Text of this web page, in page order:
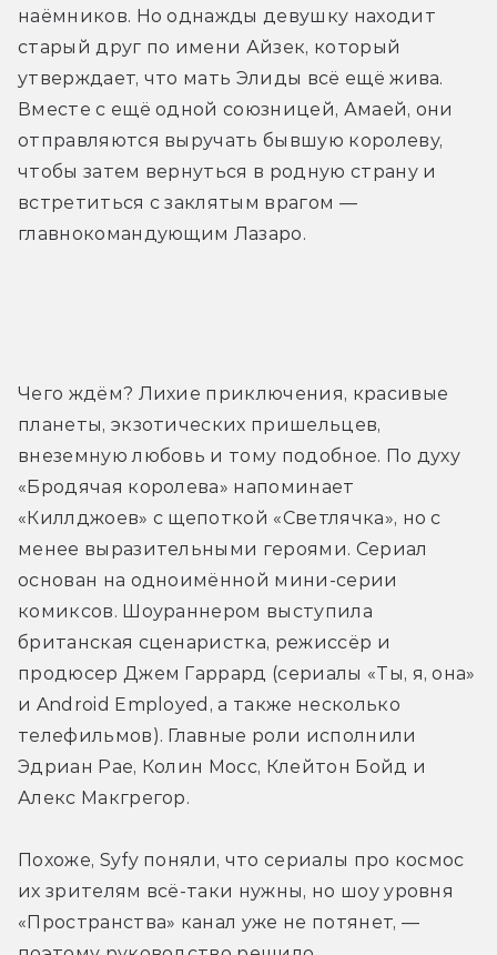
наёмников. Но однажды девушку находит
старый друг по имени Айзек, который
утверждает, что мать Элиды всё ещё жива.
Вместе с ещё одной союзницей, Амаей, они
отправляются выручать бывшую королеву,
чтобы затем вернуться в родную страну и
встретиться с заклятым врагом —
главнокомандующим Лазаро.
Чего ждём? Лихие приключения, красивые
планеты, экзотических пришельцев,
внеземную любовь и тому подобное. По духу
«Бродячая королева» напоминает
«Киллджоев» с щепоткой «Светлячка», но с
менее выразительными героями. Сериал
основан на одноимённой мини-серии
комиксов. Шоураннером выступила
британская сценаристка, режиссёр и
продюсер Джем Гаррард (сериалы «Ты, я, она»
и Android Employed, а также несколько
телефильмов). Главные роли исполнили
Эдриан Рае, Колин Мосс, Клейтон Бойд и
Алекс Макгрегор.
Похоже, Syfy поняли, что сериалы про космос
их зрителям всё-таки нужны, но шоу уровня
«Пространства» канал уже не потянет, —